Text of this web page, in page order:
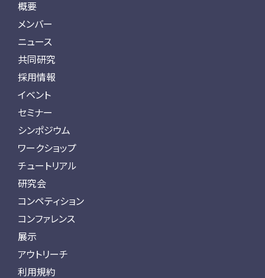
概要
メンバー
ニュース
共同研究
採用情報
イベント
セミナー
シンポジウム
ワークショップ
チュートリアル
研究会
コンペティション
コンファレンス
展示
アウトリーチ
利用規約